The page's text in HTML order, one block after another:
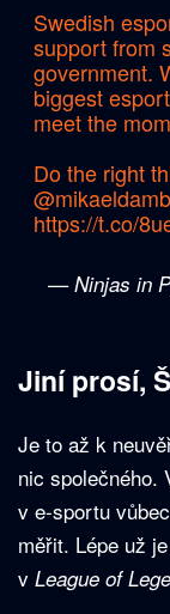
Swedish
support from
government.
biggest
meet the
Do the right
https://t.co/
— Ninjas in
Jiní prosí,
Je to až k
nic společného.
v e-sportu
měřit. Lépe už
v League of